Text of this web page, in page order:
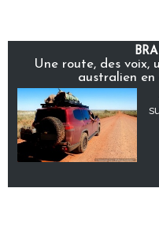
Une route, des voix,
australien en